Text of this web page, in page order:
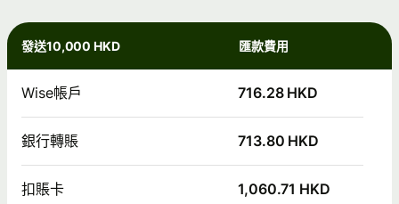
發送10,000 HKD 匯款費用
Wise帳戶 716.28 HKD
銀行轉賬 713.80 HKD
扣賬卡 1,060.71 HKD